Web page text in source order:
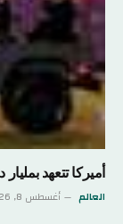
أميركا تتعهد
العالم أغسطس 8, 2026